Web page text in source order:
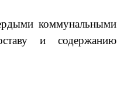
коммунальными
и содержанию